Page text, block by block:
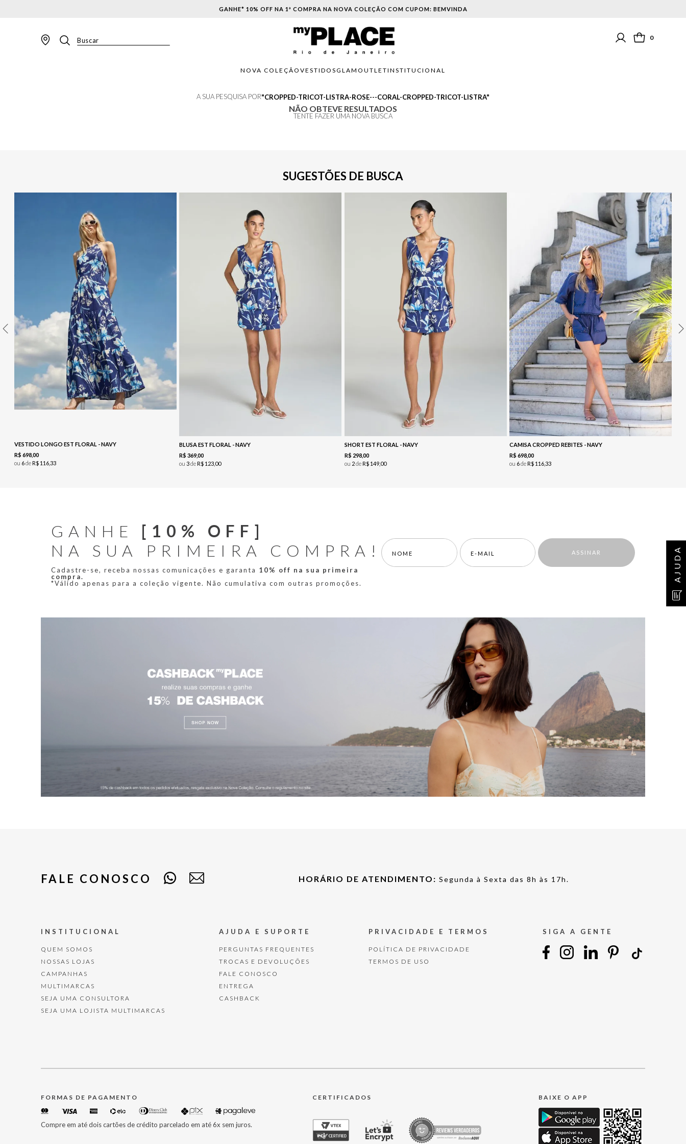
GANHE* 10% OFF NA 1ª COMPRA NA NOVA COLEÇÃO COM CUPOM: BEMVINDA
Buscar
SHORT
COLETE
0
NOVA COLEÇÃO VESTIDOSGLAM OUTLETINSTITUCIONAL
AJUDA
A SUA PESQUISA POR CROPPED-TRICOT-LISTRA-ROSE---CORAL-CROPPED-TRICOT-LISTRA
NÃO OBTEVE RESULTADOS
TENTE FAZER UMA NOVA BUSCA
SUGESTÕES DE BUSCA
VESTIDO LONGO EST FLORAL - NAVY
R$ 698,00
ou 6deR$ 116,33
BLUSA EST FLORAL - NAVY
R$ 369,00
ou3deR$ 123 00
SHORT EST FLORAL - NAVY
R$ 298,00
ou 2deR$ 149, 00
CAMISA CROPPED REBITES - NAVY
R$ 698,00
ou 6deR$ 116,33
GANHE [10% OFF]
NA SUA PRIMEIRA COMPRA!
Cadastre-se, receba nossas comunicações e garanta 10% off na sua primeira
compra.
*Válido apenas para a coleção vigente. Não cumulativa com outras promoções.
ASSINAR
FALE CONOSCO HORÁRIO DE ATENDIMENTO: Segunda à Sexta das 8h às 17h.
INSTITUCIONAL
QUEM SOMOS
NOSSAS LOJAS
CAMPANHAS
MULTIMARCAS
SEJA UMA CONSULTORA
SEJA UMA LOJISTA MULTIMARCAS
AJUDA E SUPORTE
PERGUNTAS FREQUENTES
TROCAS E DEVOLUÇÕES
FALE CONOSCO
ENTREGA
CASHBACK
PRIVACIDADE E TERMOS
POLÍTICA DE PRIVACIDADE
TERMOS DE USO
SIGA A GENTE
FORMAS DE PAGAMENTO
Compre em até dois cartões de crédito parcelado em até 6x sem juros.
CERTIFICADOS BAIXE O APP